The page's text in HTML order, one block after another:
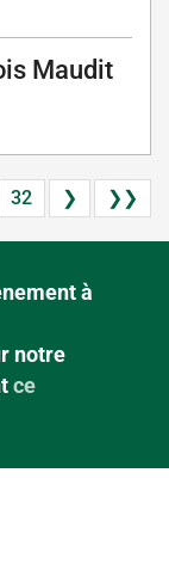
Maudit
32 ❯ ❯❯
à
notre
ce